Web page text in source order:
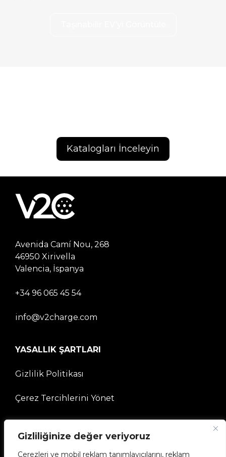
Gizliliğinize değer veriyoruz
Çerezleri ve mobil reklam tanımlayıcılarını, reklam
Katalogları İnceleyin
Avenida Camí Nou, 268
46950 Xirivella
Valencia, İspanya
+34 96 065 45 54
info@v2charge.com
YASALLIK ŞARTLARI
Gizlilik Politikası
Çerez Tercihlerini Yönet
ŞİRKET
V2C Topluluğuna